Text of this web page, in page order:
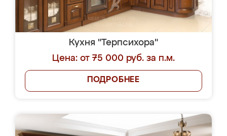
Кухня "Терпсихора"
Цена: от 75 000 руб. за п.м.
ПОДРОБНЕЕ